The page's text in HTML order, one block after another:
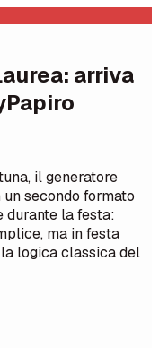
arriva
il generatore
secondo formato
durante la festa:
ma in festa
logica classica del